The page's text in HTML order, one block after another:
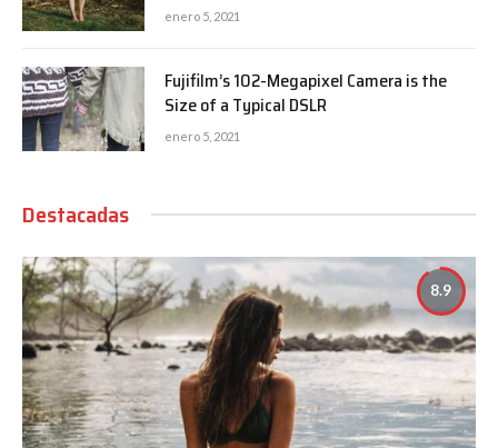
enero 5, 2021
Fujifilm’s 102-Megapixel Camera is the
Size of a Typical DSLR
enero 5, 2021
Destacadas
8.9